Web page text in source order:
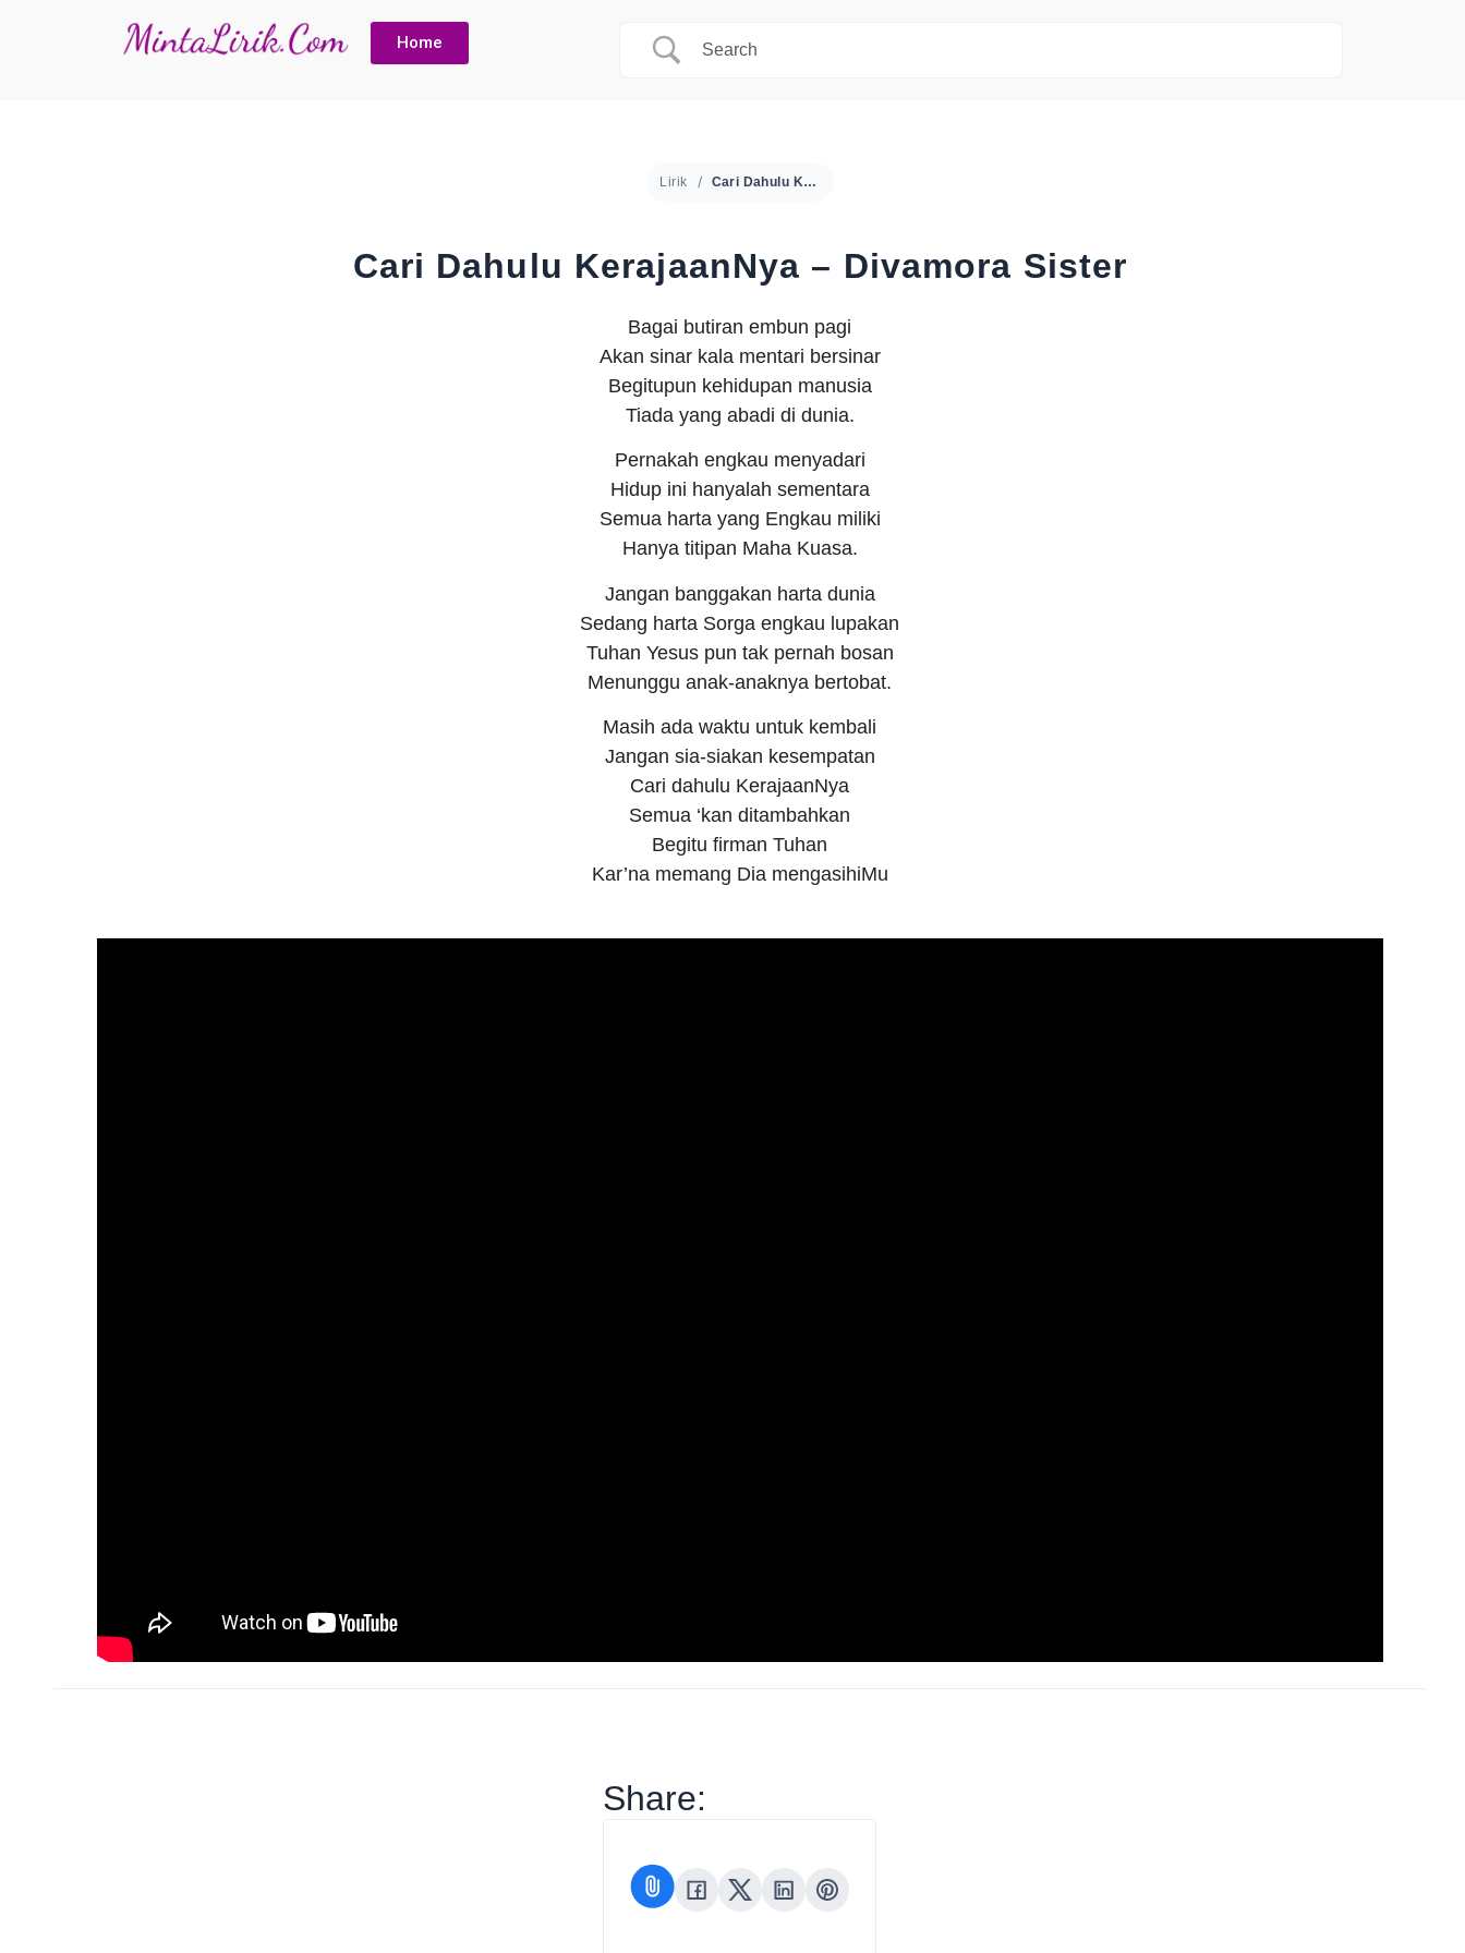
Home
Lirik Cari Dahulu KerajaanNya – Divamora Sister
Cari Dahulu KerajaanNya – Divamora Sister
Bagai butiran embun pagi
Akan sinar kala mentari bersinar
Begitupun kehidupan manusia
Tiada yang abadi di dunia.
Pernakah engkau menyadari
Hidup ini hanyalah sementara
Semua harta yang Engkau miliki
Hanya titipan Maha Kuasa.
Jangan banggakan harta dunia
Sedang harta Sorga engkau lupakan
Tuhan Yesus pun tak pernah bosan
Menunggu anak-anaknya bertobat.
Masih ada waktu untuk kembali
Jangan sia-siakan kesempatan
Cari dahulu KerajaanNya
Semua ‘kan ditambahkan
Begitu firman Tuhan
Kar’na memang Dia mengasihiMu
Share: